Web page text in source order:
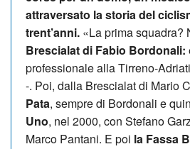
attraversato la storia del
trent’anni. «La prima squadra?
Brescialat di Fabio Bordonali:
professionale alla Tirreno-
-. Poi, dalla Brescialat di Mario
Pata, sempre di Bordonali e
Uno, nel 2000, con Stefano
Marco Pantani. E poi la Fassa